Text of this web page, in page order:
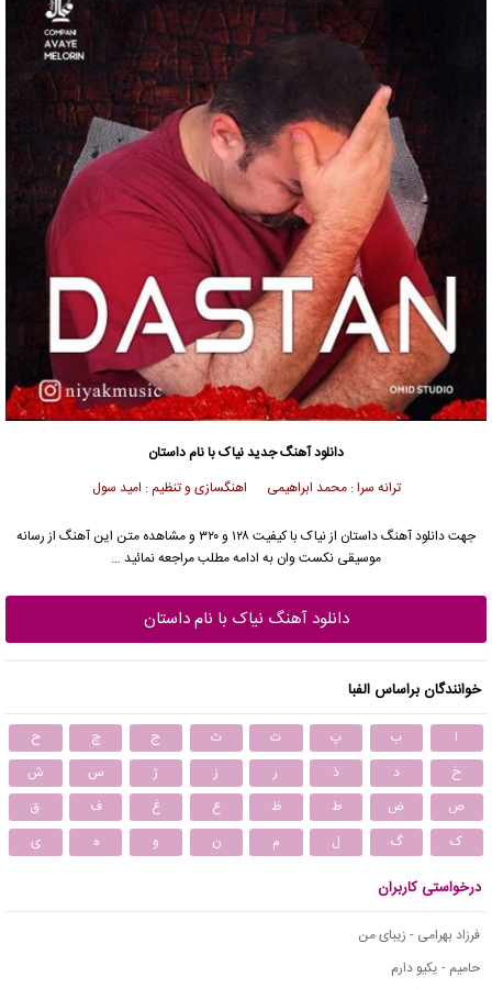
دانلود آهنگ جدیدنیاک با نام داستان
ترانه سرا : محمد ابراهیمی اهنگسازی و تنظیم : امید سول
جهت دانلود آهنگ داستان از نیاک با کیفیت ۱۲۸ و ۳۲۰ و مشاهده متن این آهنگ از رسانه
موسیقی نکست وان به ادامه مطلب مراجعه نمائید …
دانلود آهنگ نیاک با نام داستان
خوانندگان براساس الفبا
ا ب پ ت ث ج چ
ح
خ
د ذ ر ز ژ س
ش
ص
ض ط ظ ع غ ف
ق
ک
گ ل م ن و ه ی
درخواستی کاربران
فرزاد بهرامی - زیبای من
حامیم - یکیو دارم